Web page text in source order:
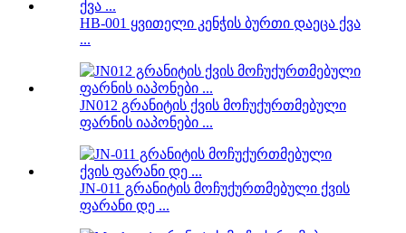
HB-001 ყვითელი კენჭის ბურთი დაეცა ქვა
...
JN012 გრანიტის ქვის მოჩუქურთმებული
ფარნის იაპონები ...
JN-011 გრანიტის მოჩუქურთმებული ქვის
ფარანი დე ...